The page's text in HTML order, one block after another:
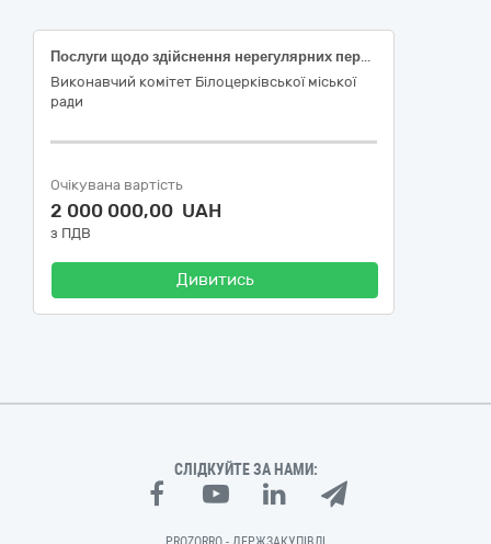
Послуги щодо здійснення нерегулярних перевезень організованої Замовником групи пасажирів автомобільним транспортом
Виконавчий комітет Білоцерківської міської
ради
Очікувана вартість
2 000 000,00 UAH
з ПДВ
Дивитись
СЛІДКУЙТЕ ЗА НАМИ: